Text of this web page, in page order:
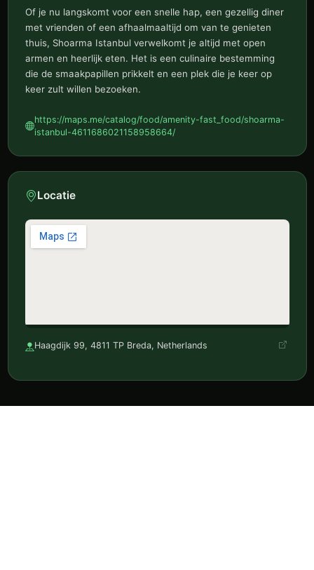
Of je nu langskomt voor een snelle hap, een gezellig diner
met vrienden of een afhaalmaaltijd om van te genieten
thuis, Shoarma Istanbul verwelkomt je altijd met open
armen en heerlijk eten. Het is een culinaire bestemming
die de smaakpapillen prikkelt en een plek die je keer op
keer zult willen bezoeken.
https://maps.me/catalog/food/amenity-fast_food/shoarma-
istanbul-4611686021158958664/
Locatie
Haagdijk 99, 4811 TP Breda, Netherlands